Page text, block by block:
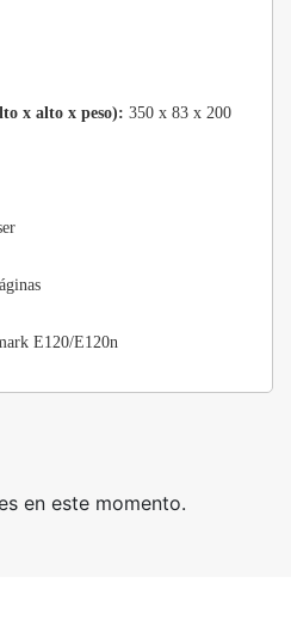
x alto x peso): 350 x 83 x 200
E120/E120n
en este momento.